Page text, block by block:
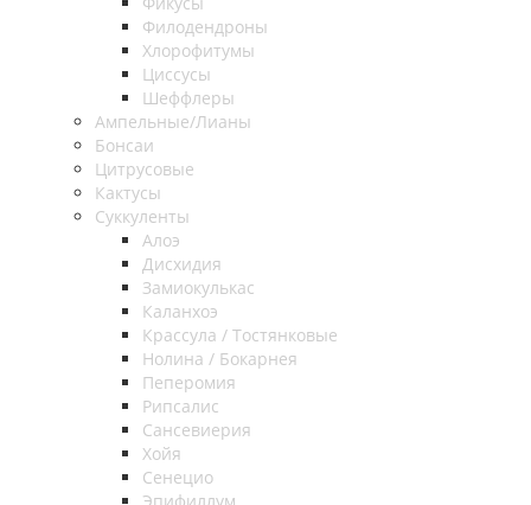
Филодендроны
Хлорофитумы
Циссусы
Шеффлеры
Ампельные/Лианы
Бонсаи
Цитрусовые
Кактусы
Суккуленты
Алоэ
Дисхидия
Замиокулькас
Каланхоэ
Крассула / Тостянковые
Нолина / Бокарнея
Пеперомия
Рипсалис
Сансевиерия
Хойя
Сенецио